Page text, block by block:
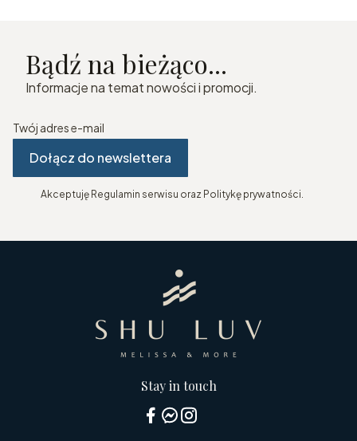
Bądź na bieżąco...
Informacje na temat nowości i promocji.
Twój adres e-mail
Dołącz do newslettera
Akceptuję Regulamin serwisu oraz Politykę prywatności.
Stay in touch